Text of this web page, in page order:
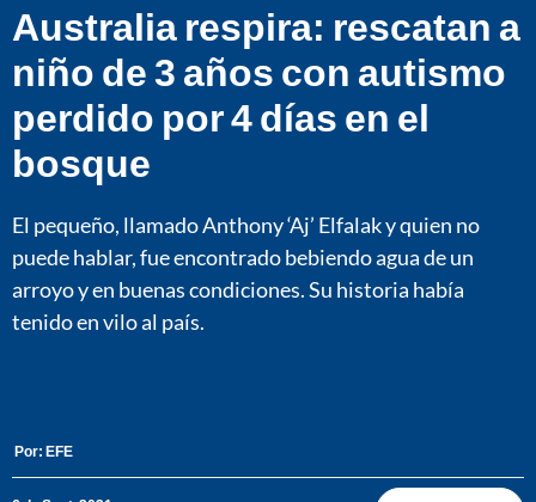
Australia respira: rescatan a
niño de 3 años con autismo
perdido por 4 días en el
bosque
El pequeño, llamado Anthony ‘Aj’ Elfalak y quien no
puede hablar, fue encontrado bebiendo agua de un
arroyo y en buenas condiciones. Su historia había
tenido en vilo al país.
Por: EFE